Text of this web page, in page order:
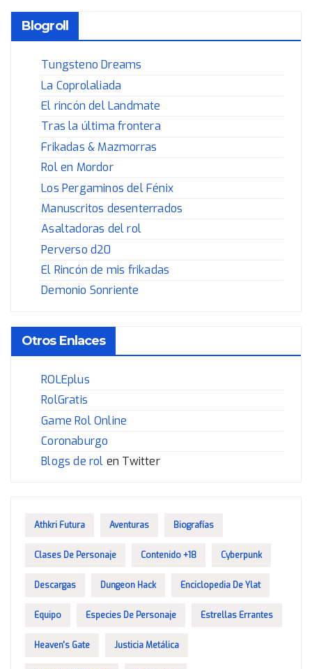
Blogroll
Tungsteno Dreams
La Coprolaliada
El rincón del Landmate
Tras la última frontera
Frikadas & Mazmorras
Rol en Mordor
Los Pergaminos del Fénix
Manuscritos desenterrados
Asaltadoras del rol
Perverso d20
El Rincón de mis frikadas
Demonio Sonriente
Otros Enlaces
ROLEplus
RolGratis
Game Rol Online
Coronaburgo
Blogs de rol en Twitter
Athkri Futura Aventuras Biografías
Clases De Personaje Contenido +18 Cyberpunk
Descargas Dungeon Hack Enciclopedia De Ylat
Equipo Especies De Personaje Estrellas Errantes
Heaven's Gate Justicia Metálica